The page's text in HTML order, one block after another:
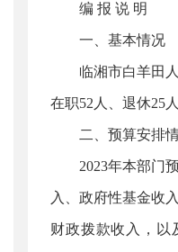
编 报 说 明
一、基本情况
临湘市白羊田
在职52人、退休25
二、预算安排
2023年本部门
入、政府性基金收
财政拨款收入，以